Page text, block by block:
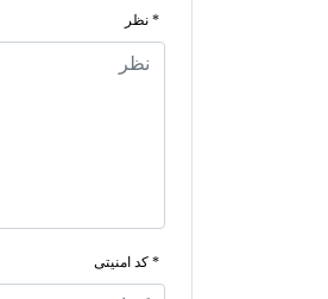
* نظر
* کد امنیتی